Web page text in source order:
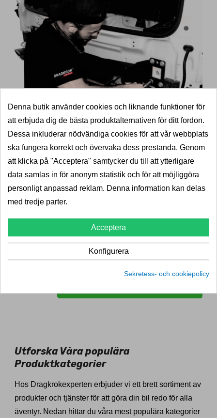
Boka komplett dragkroksmontering
till lägsta pris
Professionell montering av dragkrok i Nyköping. Vi
erbjuder komplett monteringsservice av både
dragkrokar och elsatser. Bokning för montering av
kontaktar du vår trevliga kundsupport. Välkommen att
montera din dragkrok i Nyköping
Utforska Våra populära
Produktkategorier
Hos Dragkrokexperten erbjuder vi ett brett sortiment av
produkter och tjänster för att göra din bil redo för alla
äventyr. Nedan hittar du våra mest populära kategorier
Denna butik använder cookies och liknande funktioner för
att erbjuda dig de bästa produktalternativen för ditt fordon.
Dessa inkluderar nödvändiga cookies för att vår webbplats
ska fungera korrekt och övervaka dess prestanda. Genom
att klicka på "Acceptera" samtycker du till att ytterligare
data samlas in för anonym statistik och för att möjliggöra
personligt anpassad reklam. Denna information kan delas
med tredje parter.
Acceptera
Konfigurera
Sekretess- och cookiepolicy